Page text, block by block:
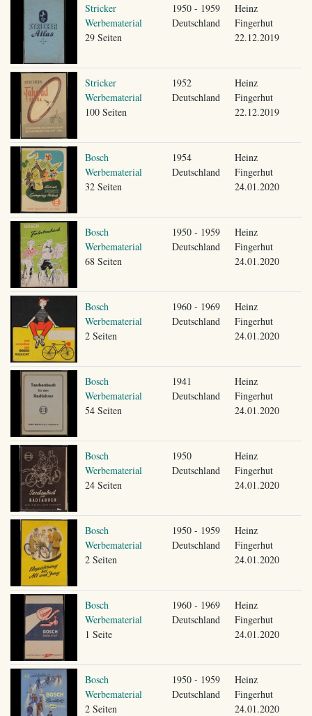
Stricker
Werbematerial
29 Seiten
1950 - 1959
Deutschland
Heinz
Fingerhut
22.12.2019
Stricker
Werbematerial
100 Seiten
1952
Deutschland
Heinz
Fingerhut
22.12.2019
Bosch
Werbematerial
32 Seiten
1954
Deutschland
Heinz
Fingerhut
24.01.2020
Bosch
Werbematerial
68 Seiten
1950 - 1959
Deutschland
Heinz
Fingerhut
24.01.2020
Bosch
Werbematerial
2 Seiten
1960 - 1969
Deutschland
Heinz
Fingerhut
24.01.2020
Bosch
Werbematerial
54 Seiten
1941
Deutschland
Heinz
Fingerhut
24.01.2020
Bosch
Werbematerial
24 Seiten
1950
Deutschland
Heinz
Fingerhut
24.01.2020
Bosch
Werbematerial
2 Seiten
1950 - 1959
Deutschland
Heinz
Fingerhut
24.01.2020
Bosch
Werbematerial
1 Seite
1960 - 1969
Deutschland
Heinz
Fingerhut
24.01.2020
Bosch
Werbematerial
2 Seiten
1950 - 1959
Deutschland
Heinz
Fingerhut
24.01.2020